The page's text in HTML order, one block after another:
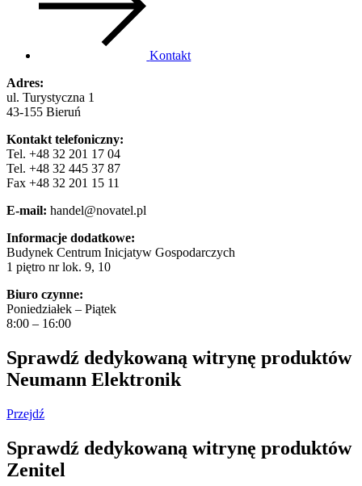
Kontakt
Adres:
ul. Turystyczna 1
43-155 Bieruń
Kontakt telefoniczny:
Tel. +48 32 201 17 04
Tel. +48 32 445 37 87
Fax +48 32 201 15 11
E-mail: handel@novatel.pl
Informacje dodatkowe:
Budynek Centrum Inicjatyw Gospodarczych
1 piętro nr lok. 9, 10
Biuro czynne:
Poniedziałek – Piątek
8:00 – 16:00
Sprawdź dedykowaną witrynę produktów
Neumann Elektronik
Przejdź
Sprawdź dedykowaną witrynę produktów
Zenitel